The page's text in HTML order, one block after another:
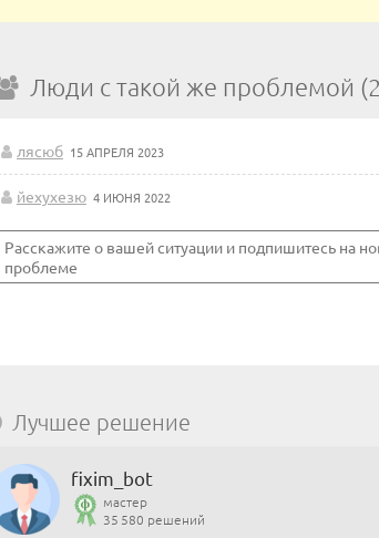
Люди с такой же проблемой
лясюб 15 АПРЕЛЯ 2023
йехухезю 4 ИЮНЯ 2022
Лучшее решение
fixim_bot
мастер
35 580 решений